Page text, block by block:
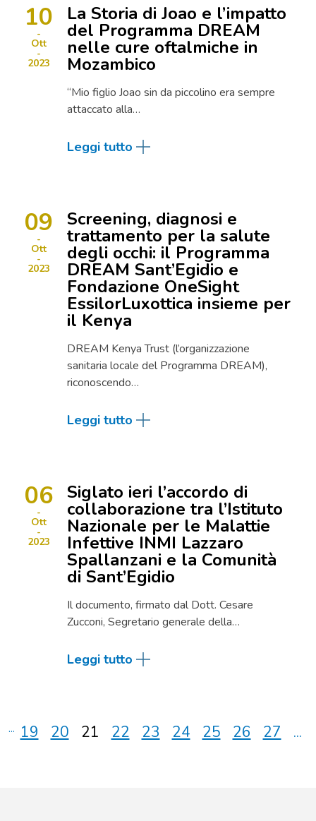
10
Ott
2023
La Storia di Joao e l’impatto
del Programma DREAM
nelle cure oftalmiche in
Mozambico
“Mio figlio Joao sin da piccolino era sempre
attaccato alla…
Leggi tutto
09
Ott
2023
Screening, diagnosi e
trattamento per la salute
degli occhi: il Programma
DREAM Sant’Egidio e
Fondazione OneSight
EssilorLuxottica insieme per
il Kenya
DREAM Kenya Trust (l’organizzazione
sanitaria locale del Programma DREAM),
riconoscendo…
Leggi tutto
06
Ott
2023
Siglato ieri l’accordo di
collaborazione tra l’Istituto
Nazionale per le Malattie
Infettive INMI Lazzaro
Spallanzani e la Comunità
di Sant’Egidio
Il documento, firmato dal Dott. Cesare
Zucconi, Segretario generale della…
Leggi tutto
... 19 20 21 22 23 24 25 26 27 ...